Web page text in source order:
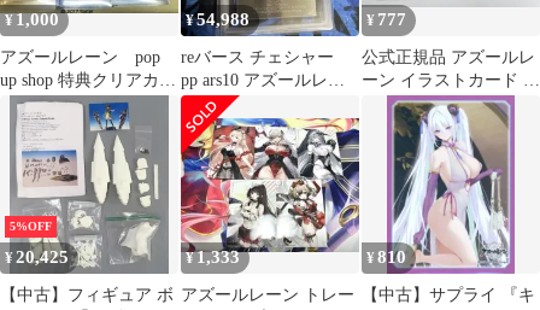
¥1,000
アズールレーン pop
up shop 特典クリアカー
ド コンプリートセッ
ト 2
¥54,988
reバース チェシャー
pp ars10 アズールレー
ン
¥ 777
公式正規品 アズールレ
ーン イラストカード 特
5%OFF
¥20,425
【中古】フィギュア ボ
¥1,333
アズールレーン トレー
¥810
【中古】サプライ 『キ